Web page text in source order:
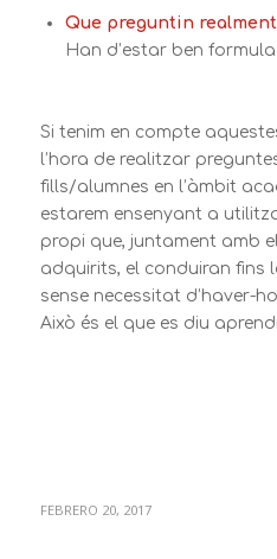
Que preguntin
Han d’estar ben
Si tenim en compte
l’hora de realitzar
fills/alumnes en l’àmbit
estarem ensenyant a
propi que, juntament amb
adquirits, el conduiran fins
sense necessitat d’haver-
Això és el que es diu
FEBRERO 20, 2017